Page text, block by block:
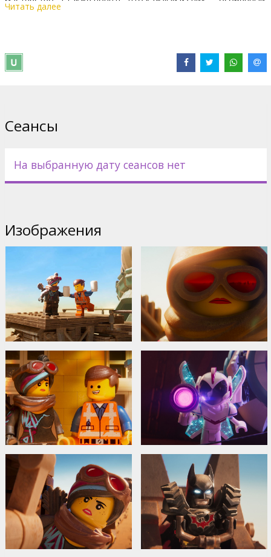
Читать далее
Сеансы
На выбранную дату сеансов нет
Изображения